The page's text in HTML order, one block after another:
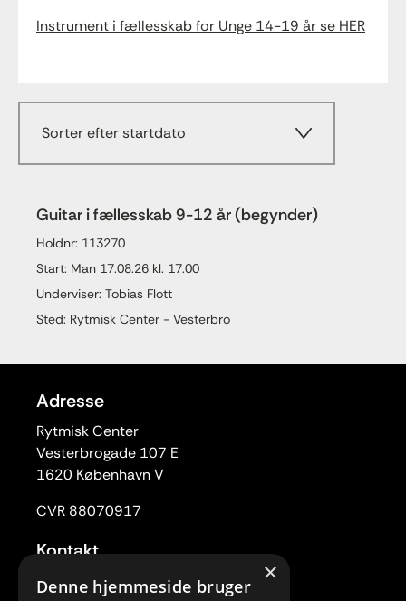
Instrument i fællesskab for Unge 14-19 år se HER
Sorter efter startdato
Guitar i fællesskab 9-12 år (begynder)
Holdnr: 113270
Start: Man 17.08.26 kl. 17.00
Underviser: Tobias Flott
Sted: Rytmisk Center - Vesterbro
Adresse
Rytmisk Center
Vesterbrogade 107 E
1620 København V
CVR 88070917
Kontakt
Tlf. 33 22 59 84
×
Denne hjemmeside bruger